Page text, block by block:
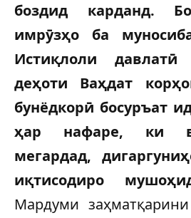
боздид карданд.
имрӯзҳо ба
Истиқлоли
деҳоти Ваҳдат
бунёдкорӣ босуръат
ҳар нафаре, ки
мегардад,
иқтисодиро
Мардуми